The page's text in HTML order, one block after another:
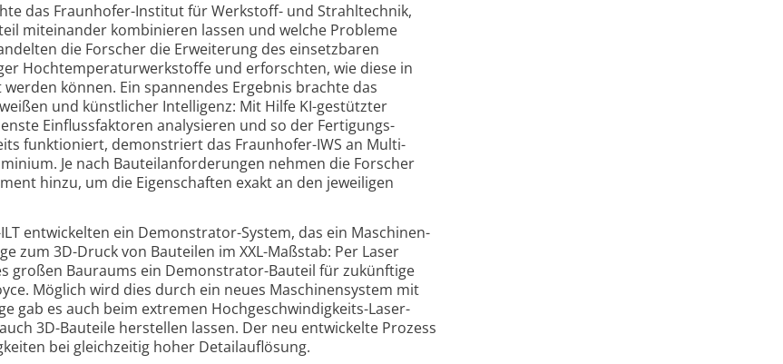
das Fraun­hofer-Institut für Werk­stoff- und Strahl­technik,
miteinander kombinieren lassen und welche Probleme
die Forscher die Erweiterung des einsetz­baren
Hoch­temperatur­werk­stoffe und erforschten, wie diese in
können. Ein spannendes Ergebnis brachte das
und künst­licher Intelli­genz: Mit Hilfe KI-gestützter
Einfluss­faktoren analy­sieren und so der Fertigungs­
funktio­niert, demon­striert das Fraun­hofer-IWS an Multi-
Je nach Bauteil­anforde­rungen nehmen die Forscher
hinzu, um die Eigen­schaften exakt an den jeweiligen
entwickelten ein Demon­strator-System, das ein Maschinen­
zum 3D-Druck von Bauteilen im XXL-Maßstab: Per Laser
großen Bauraums ein Demon­strator-Bauteil für zukünftige
Möglich wird dies durch ein neues Maschinen­system mit
gab es auch beim extremen Hoch­geschwindig­keits-Laser­
3D-Bauteile herstellen lassen. Der neu entwickelte Prozess
bei gleich­zeitig hoher Detail­auflösung.